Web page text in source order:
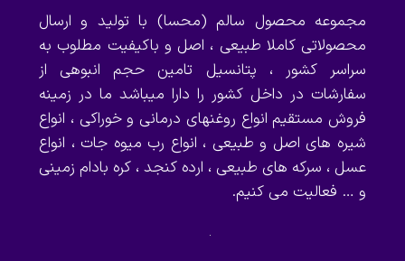
مجموعه محصول سالم (محسا) با تولید و ارسال
محصولاتی کاملا طبیعی ، اصل و باکیفیت مطلوب به
سراسر کشور ، پتانسیل تامین حجم انبوهی از
سفارشات در داخل کشور را دارا میباشد ما در زمینه
فروش مستقیم انواع روغنهای درمانی و خوراکی ، انواع
شیره های اصل و طبیعی ، انواع رب میوه جات ، انواع
عسل ، سرکه های طبیعی ، ارده کنجد ، کره بادام زمینی
و … فعالیت می کنیم.